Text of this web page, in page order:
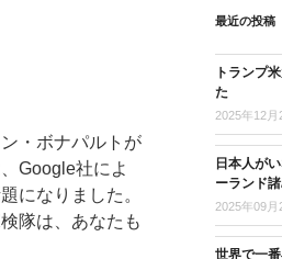
・ボナパルトが
Google社によ
になりました。
隊は、あなたも
最近の投稿
トランプ
た
2025年12月
日本人が
ーランド
2025年09月
世界で一